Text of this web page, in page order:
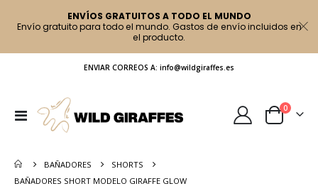
ENVÍOS GRATUITOS A TODO EL MUNDO
Envío gratuito para todo el mundo. Gastos de envío incluidos en
el producto.
ENVIAR CORREOS A: info@wildgiraffes.es
Toggle
Nav
Cart
0artículos
BAÑADORES
SHORTS
BAÑADORES SHORT MODELO GIRAFFE GLOW